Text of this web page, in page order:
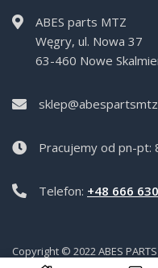
ABES parts MTZ
Węgry, ul. Nowa 37
63-460 Nowe
Pracujemy od pn-pt:
Telefon: +48 666
Copyright © 2022 ABES